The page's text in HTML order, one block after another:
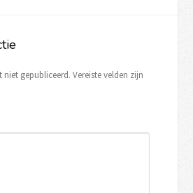
niet gepubliceerd. Vereiste velden zijn